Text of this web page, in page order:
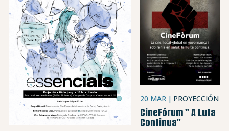
20 MAR PROYECCIÓN
CineFórum " A Luta
Continua"